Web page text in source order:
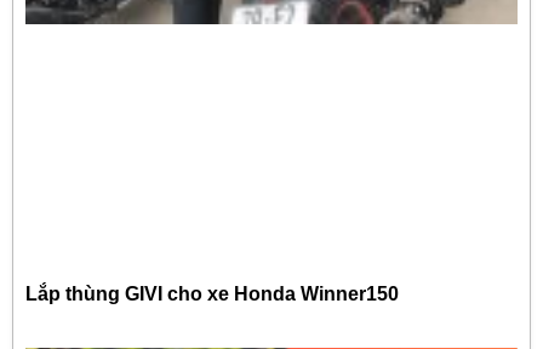
Lắp thùng GIVI cho xe Honda Winner150